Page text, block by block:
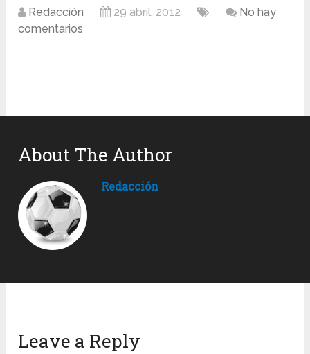
Redacción 29 abril, 2012
No hay
comentarios
About The Author
Redacción
Leave a Reply